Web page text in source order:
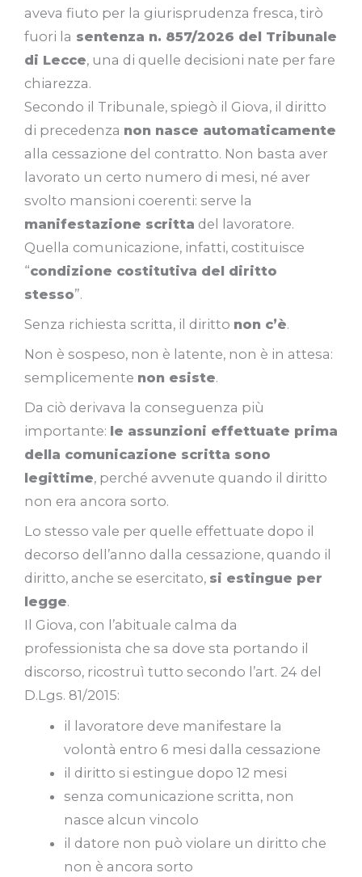
aveva fiuto per la giurisprudenza fresca, tirò
fuori la sentenza n. 857/2026 del Tribunale
di Lecce, una di quelle decisioni nate per fare
chiarezza.
Secondo il Tribunale, spiegò il Giova, il diritto
di precedenza non nasce automaticamente
alla cessazione del contratto. Non basta aver
lavorato un certo numero di mesi, né aver
svolto mansioni coerenti: serve la
manifestazione scritta del lavoratore.
Quella comunicazione, infatti, costituisce
“condizione costitutiva del diritto
stesso”.
Senza richiesta scritta, il diritto non c’è.
Non è sospeso, non è latente, non è in attesa:
semplicemente non esiste.
Da ciò derivava la conseguenza più
importante: le assunzioni effettuate prima
della comunicazione scritta sono
legittime, perché avvenute quando il diritto
non era ancora sorto.
Lo stesso vale per quelle effettuate dopo il
decorso dell’anno dalla cessazione, quando il
diritto, anche se esercitato, si estingue per
legge.
Il Giova, con l’abituale calma da
professionista che sa dove sta portando il
discorso, ricostruì tutto secondo l’art. 24 del
D.Lgs. 81/2015:
il lavoratore deve manifestare la
volontà entro 6 mesi dalla cessazione
il diritto si estingue dopo 12 mesi
senza comunicazione scritta, non
nasce alcun vincolo
il datore non può violare un diritto che
non è ancora sorto